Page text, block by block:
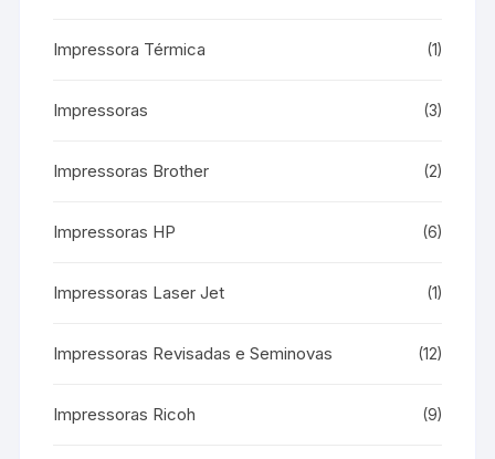
Impressora Térmica (1)
Impressoras (3)
Impressoras Brother (2)
Impressoras HP (6)
Impressoras Laser Jet (1)
Impressoras Revisadas e Seminovas (12)
Impressoras Ricoh (9)